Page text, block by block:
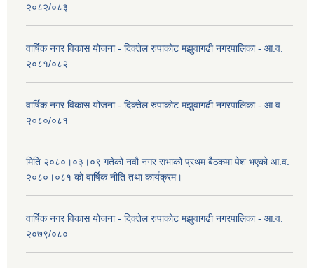
२०८२/०८३
वार्षिक नगर विकास योजना - दिक्तेल रुपाकोट मझुवागढी नगरपालिका - आ.व.
२०८१/०८२
वार्षिक नगर विकास योजना - दिक्तेल रुपाकोट मझुवागढी नगरपालिका - आ.व.
२०८०/०८१
मिति २०८०।०३।०९ गतेको नवौ नगर सभाको प्रथम बैठकमा पेश भएको आ.व.
२०८०।०८१ को वार्षिक नीति तथा कार्यक्रम।
वार्षिक नगर विकास योजना - दिक्तेल रुपाकोट मझुवागढी नगरपालिका - आ.व.
२०७९/०८०